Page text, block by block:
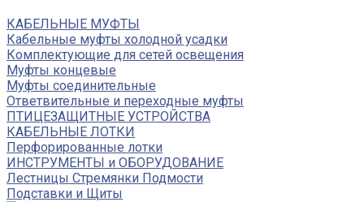
КАБЕЛЬНЫЕ МУФТЫ
Кабельные муфты холодной усадки
Комплектующие для сетей освещения
Муфты концевые
Муфты соединительные
Ответвительные и переходные муфты
ПТИЦЕЗАЩИТНЫЕ УСТРОЙСТВА
КАБЕЛЬНЫЕ ЛОТКИ
Перфорированные лотки
ИНСТРУМЕНТЫ и ОБОРУДОВАНИЕ
Лестницы Стремянки Подмости
Подставки и Щиты